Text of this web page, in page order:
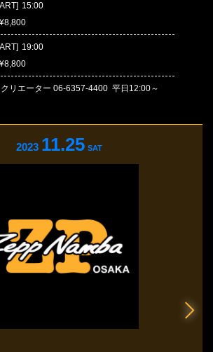
15:00
19:00
リエーター 06-6357-4400 平日12:00～
2023 11.25 SAT